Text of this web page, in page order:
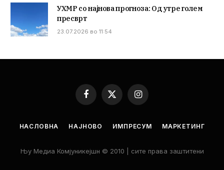
УХМР со најнова прогноза: Од утре голем
пресврт
23.07.2026 во 11:54
Facebook
X
Instagram
НАСЛОВНА НАЈНОВО ИМПРЕСУМ МАРКЕТИНГ
Њу Медиа Комјуникејшн © 2010 | сите права заштитени